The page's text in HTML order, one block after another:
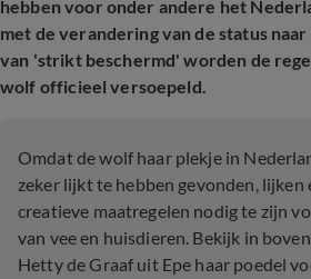
hebben voor onder andere het
met de verandering van de status
van 'strikt beschermd' worden de
wolf officieel versoepeld.
Omdat de wolf haar plekje in
zeker lijkt te hebben gevonden, lijken
creatieve maatregelen nodig te zijn
van vee en huisdieren. Bekijk in
Hetty de Graaf uit Epe haar poedel